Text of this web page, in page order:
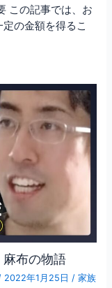
この記事では、お
の金額を得るこ
布の物語
2022年1月25日 /家族